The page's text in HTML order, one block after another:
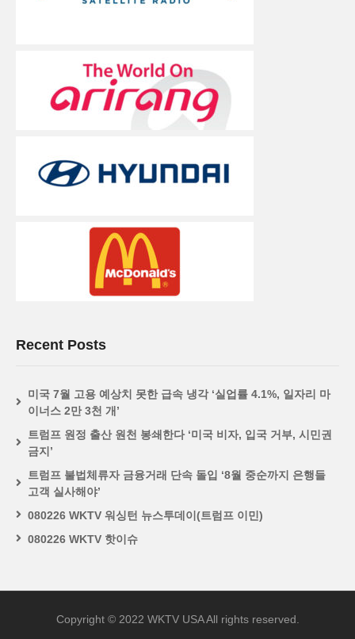
Recent Posts
미국 7월 고용 예상치 못한 급속 냉각 ‘실업률 4.1%, 일자리 마
이너스 2만 3천 개’
트럼프 원정 출산 원천 봉쇄한다 ‘미국 비자, 입국 거부, 시민권
금지’
트럼프 불법체류자 금융거래 단속 돌입 ‘8월 중순까지 은행들
고객 실사해야’
080226 WKTV 워싱턴 뉴스투데이(트럼프 이민)
080226 WKTV 핫이슈
Copyright © 2022 WKTV USA All rights reserved.